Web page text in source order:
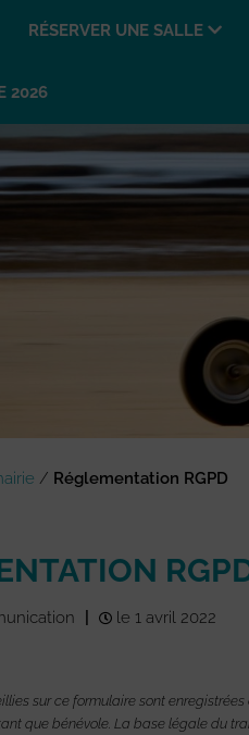
RÉSERVER UNE SALLE
2026
/ Réglementation RGPD
le 1 avril 2022
sur ce formulaire sont
que bénévole. La base légale du